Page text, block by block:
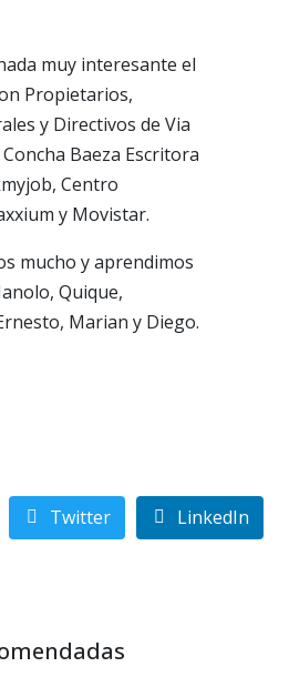
muy interesante el
Propietarios,
y Directivos de Via
Baeza Escritora
Centro
y Movistar.
mucho y aprendimos
Quique,
Marian y Diego.
Twitter LinkedIn